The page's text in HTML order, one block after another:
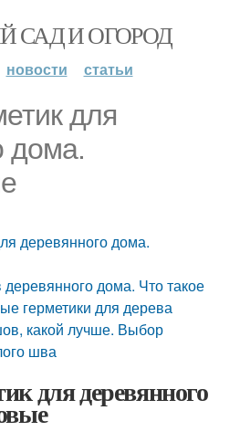
САД И ОГОРОД
новости статьи
для
дома.
деревянного дома.
дома. Что такое
герметики для дерева
какой лучше. Выбор
шва
для деревянного